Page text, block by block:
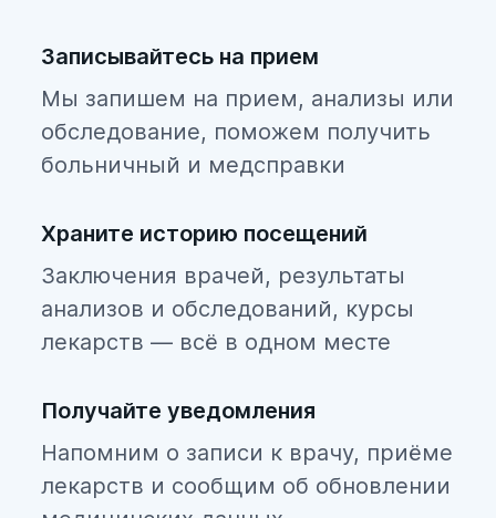
Записывайтесь на прием
Мы запишем на прием, анализы или
обследование, поможем получить
больничный и медсправки
Храните историю посещений
Заключения врачей, результаты
анализов и обследований, курсы
лекарств — всё в одном месте
Получайте уведомления
Напомним о записи к врачу, приёме
лекарств и сообщим об обновлении